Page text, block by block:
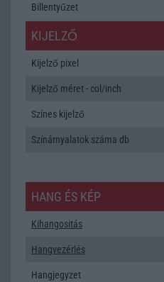
Billentyűzet
KIJELZŐ
Kijelző pixel
Kijelző méret - col/inch
Színes kijelző
Színárnyalatok száma db
HANG ÉS KÉP
Kihangositás
Hangvezérlés
Hangjegyzet